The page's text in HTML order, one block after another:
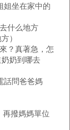
坐在家中的
什么地方
）
？真著急，怎
奶到哪去
問爸爸媽
撥媽媽單位